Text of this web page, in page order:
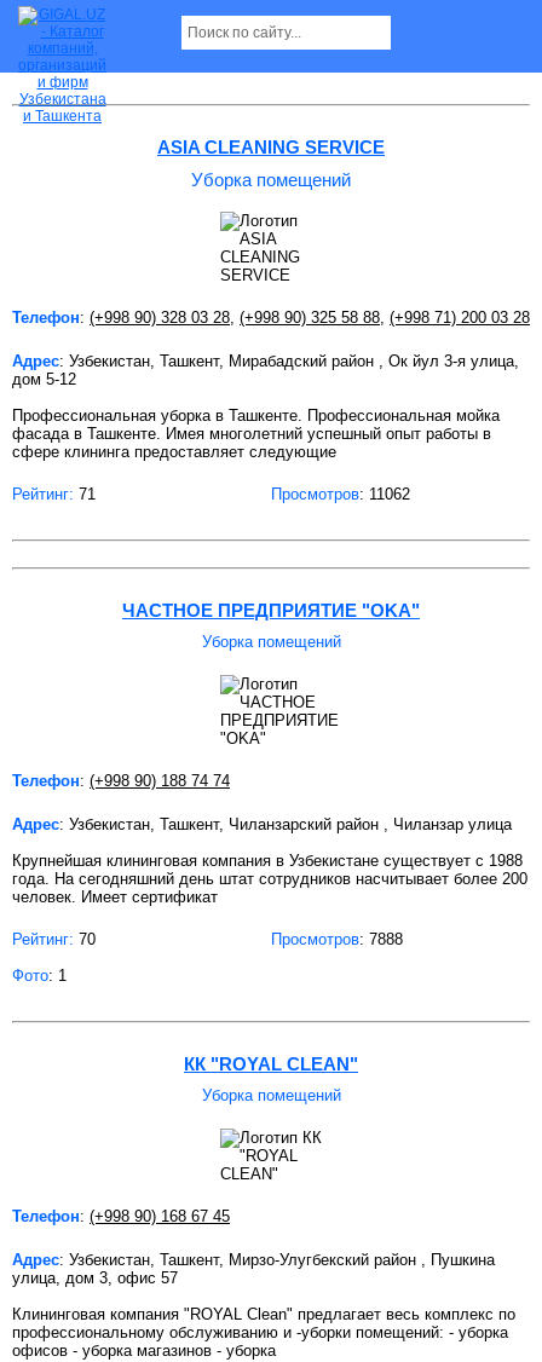
Уборка помещений в Ташкенте
ASIA CLEANING SERVICE
Уборка помещений
Телефон: (+998 90) 328 03 28 (+998 90) 325 58 88 (+998 71) 200 03 28
Адрес: Узбекистан, Ташкент, Мирабадский район , Ок йул 3-я улица,
дом 5-12
Профессиональная уборка в Ташкенте. Профессиональная мойка
фасада в Ташкенте. Имея многолетний успешный опыт работы в
сфере клининга предоставляет следующие
Рейтинг: 71 Просмотров: 11062
ЧАСТНОЕ ПРЕДПРИЯТИЕ "OKA"
Уборка помещений
Телефон: (+998 90) 188 74 74
Адрес: Узбекистан, Ташкент, Чиланзарский район , Чиланзар улица
Крупнейшая клининговая компания в Узбекистане существует с 1988
года. На сегодняшний день штат сотрудников насчитывает более 200
человек. Имеет сертификат
Рейтинг: 70 Просмотров: 7888
Фото: 1
КК "ROYAL CLEAN"
Уборка помещений
Телефон: (+998 90) 168 67 45
Адрес: Узбекистан, Ташкент, Мирзо-Улугбекский район , Пушкина
улица, дом 3, офис 57
Клининговая компания "ROYAL Clean" предлагает весь комплекс по
профессиональному обслуживанию и -уборки помещений: - уборка
офисов - уборка магазинов - уборка